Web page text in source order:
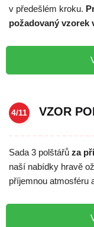
v předešlém kroku.
požadovaný vzorek
4/11 VZOR
Sada 3 polštářů za
naší nabídky hravě
příjemnou atmosféru